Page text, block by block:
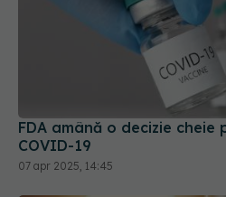
FDA amână o decizie
COVID-19
07 apr 2025, 14:45